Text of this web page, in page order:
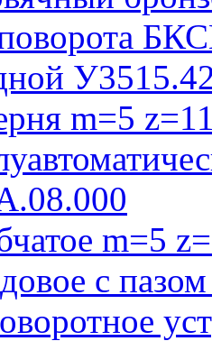
m=5
m=5
с